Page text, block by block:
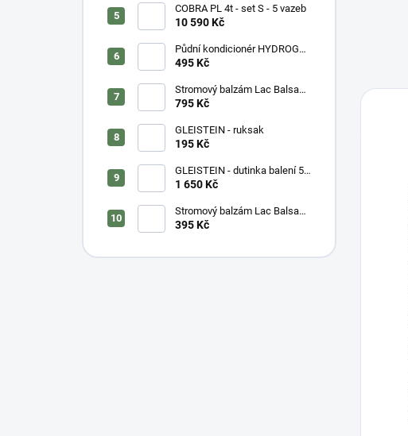
COBRA PL 4t - set S - 5 vazeb
10 590 Kč
Půdní kondicionér HYDROGEL
- vážený
495 Kč
Stromový balzám Lac Balsam
- kyblík
795 Kč
GLEISTEIN - ruksak
195 Kč
GLEISTEIN - dutinka balení 50
m
1 650 Kč
Stromový balzám Lac Balsam
- tuba
395 Kč